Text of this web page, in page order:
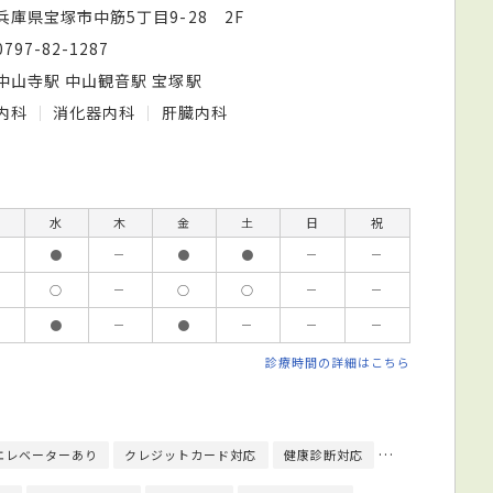
庫県宝塚市中筋5丁目9-28 2F
82-1287
山寺駅 中山観音駅 宝塚駅
科
消化器内科 肝臓内科
水 木 金 土 日
祝
●
－ ● ● －
－
○
－ ○ ○ －
－
●
－ ● － － －
診療時間の詳細はこちら
レベーターあり クレジットカード対応 健康診断対応 日本内科学会総